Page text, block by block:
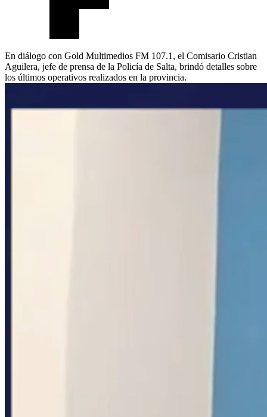
En diálogo con Gold Multimedios FM 107.1, el Comisario Cristian
Aguilera, jefe de prensa de la Policía de Salta, brindó detalles sobre
los últimos operativos realizados en la provincia.